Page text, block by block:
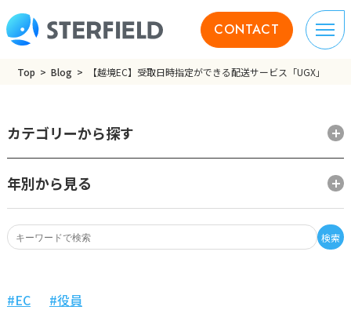
CONTACT
Top Blog 【越境EC】受取日時指定ができる配送サービス「UGX」
検索
カテゴリーから探す
年別から見る
EC 役員